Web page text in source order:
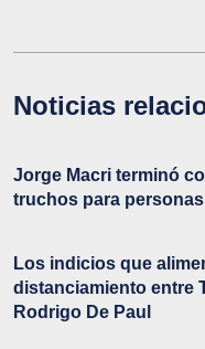
Noticias
Jorge Macri terminó
truchos para
Los indicios que
distanciamiento entre
Rodrigo De Paul